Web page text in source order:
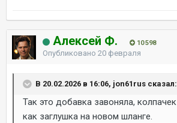
Алексей Ф. 10 598
Опубликовано 20 февраля
В 20.02.2026 в 16:06, jon61rus сказал:
Так это добавка завоняла,
как заглушка на новом шланге.